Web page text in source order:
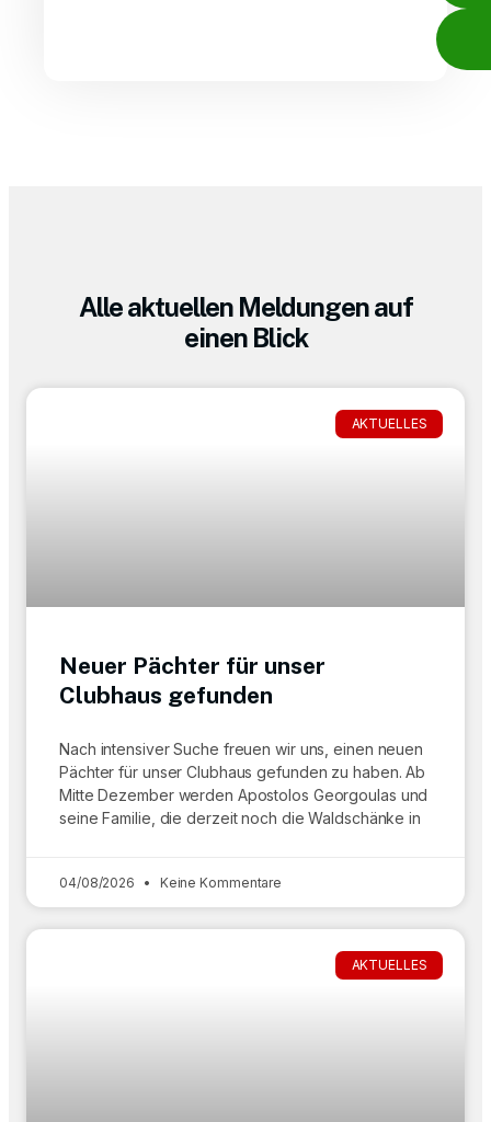
Alle aktuellen Meldungen auf
einen Blick
AKTUELLES
Neuer Pächter für unser
Clubhaus gefunden
Nach intensiver Suche freuen wir uns, einen neuen
Pächter für unser Clubhaus gefunden zu haben. Ab
Mitte Dezember werden Apostolos Georgoulas und
seine Familie, die derzeit noch die Waldschänke in
04/08/2026 Keine Kommentare
AKTUELLES